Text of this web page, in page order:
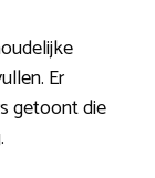
Er
getoont die